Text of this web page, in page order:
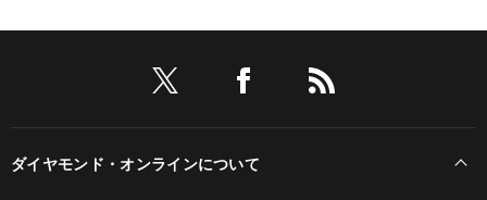
ダイヤモンド・オンラインについて